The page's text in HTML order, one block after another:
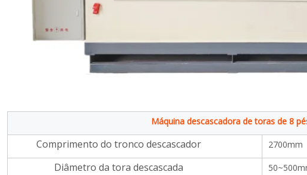
Máquina espalhadora de cola para
madeira compensada, rolos de placa de
qualidade muito dura e inquebrável,
1400/2720mm, fornecida com 2000kg
Máquina descascadora de toras de 8
Comprimento do tronco descascador 2700mm
Diâmetro da tora descascada